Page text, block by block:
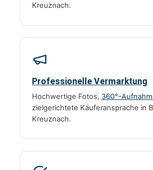
Kreuznach.
Professionelle Vermarktung
Hochwertige Fotos, 360°-
zielgerichtete Käuferansprache in
Kreuznach.